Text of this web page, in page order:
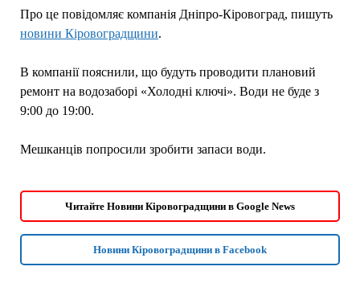
Про це повідомляє компанія Дніпро-Кіровоград, пишуть
новини Кіровоградщини.
В компанії пояснили, що будуть проводити плановий
ремонт на водозаборі «Холодні ключі». Води не буде з
9:00 до 19:00.
Мешканців попросили зробити запаси води.
Читайте Новини Кіровоградщини в Google News
Новини Кіровоградщини в Facebook